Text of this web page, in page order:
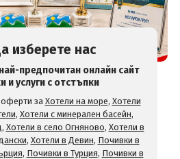
изберете нас
предпочитан онлайн сайт
и услуги с отстъпки
за Хотели на море, Хотели
, Хотели с минерален басейн,
, Хотели в село Огняново, Хотели в
, Хотели в Девин, Почивки в
, Почивки в Турция, Почивки в